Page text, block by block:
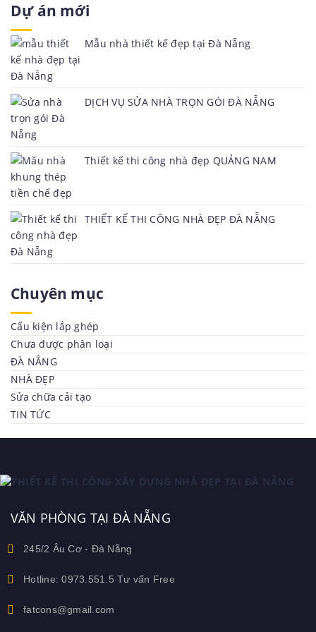
Dự án mới
Mẫu nhà thiết kế đẹp tại Đà Nẵng
DỊCH VỤ SỬA NHÀ TRỌN GÓI ĐÀ NẴNG
Thiết kế thi công nhà đẹp QUẢNG NAM
THIẾT KẾ THI CÔNG NHÀ ĐẸP ĐÀ NẴNG
Chuyên mục
Cấu kiện lắp ghép
Chưa được phân loại
ĐÀ NẴNG
NHÀ ĐẸP
Sửa chữa cải tạo
TIN TỨC
VĂN PHÒNG TẠI ĐÀ NẴNG
245/2 Âu Cơ - Đà Nẵng
Hotline: 0973.551.5 Tư vấn Free
fatcons@gmail.com